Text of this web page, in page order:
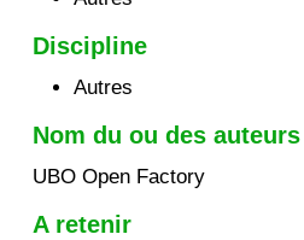
Discipline
Autres
Nom du ou des auteurs
UBO Open Factory
A retenir